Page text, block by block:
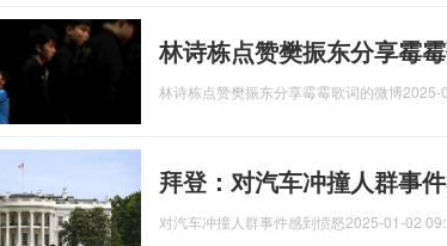
林诗栋点赞樊振东分享霉
林诗栋点赞樊振东分享霉霉歌词的微博2025-
拜登：对汽车冲撞人群事
对汽车冲撞人群事件感到愤怒2025-01-02